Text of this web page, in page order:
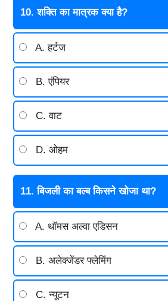
10. शक्ति का मात्रक क्या है?
A. हर्टज
B. एंपियर
C. वाट
D. ओहम
11. बिजली का बल्ब किसने खोजा था?
A. थॉमस अल्वा एडिसन
B. अलेक्जेंडर फ्लेमिंग
C. न्यूटन